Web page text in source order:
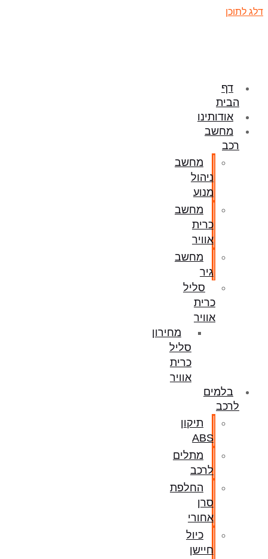
דלג לתוכן
דף
הבית
אודותינו
מחשב
רכב
מחשב
ניהול
מנוע
מחשב
כרית
אוויר
מחשב
גיר
סליל
כרית
אוויר
מחירון
סליל
כרית
אוויר
בלמים
לרכב
תיקון
ABS
מתלים
לרכב
החלפת
סרן
אחורי
כיול
חיישן